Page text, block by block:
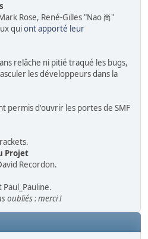
Rose, René-Gilles "Nao 尚"
quiont apporté leur
relâche ni pitié traqué les bugs,
les développeurs dans la
permis d'ouvrir les portes de SMF
Projet
Recordon.
oubliés : merci !